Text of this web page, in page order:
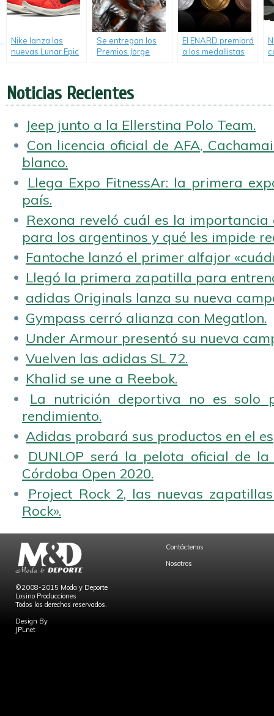
Nike lanza las
nuevas Lunar Epic
Se entregan los
Premios Jorge
El ENARD premiará
a los medallistas
Noticias Recientes
Jeep junto a la Ellerstina Polo Team.
Con licencia oficial de AFA,
blanco.
Llega Expo FitnessAr: la primera
país.
Rexona reveló cuál es la
para los argentinos y qué les impide
Fantoche lanzó el primer alfajor
Llegó la primera zapatilla para
adidas Originals lanza su nueva
Gympass cerró alianza con Megatlon.
Under Armour presentó su nueva
Vuelven las adidas SL 72.
Khalid se une a Reebok.
La nutrición deportiva no es solo
rendimiento.
Adidas probará sus productos en el
DUNLOP será la pelota oficial de
Córdoba Open 2020.
Project Rock 2, las nuevas
Rock».
©2008-2015 Moda y Deporte
Losino Producciones
Todos los derechos reservados.
Design By
JPLnet
Contáctenos
Nosotros